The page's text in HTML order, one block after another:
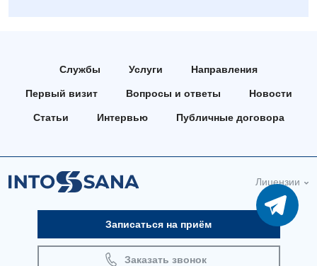
Аллергология, иммунология
Андрология
Вакцинация
Гинекологическое отделение
Терапевтическое отделение
Травматологическое отделение
Урологическое отделение
Эндоскопическое отделение
Службы Услуги Направления
Первый визит Вопросы и ответы Новости
Статьи Интервью Публичные договора
Лицензии
Записаться на приём
Заказать звонок